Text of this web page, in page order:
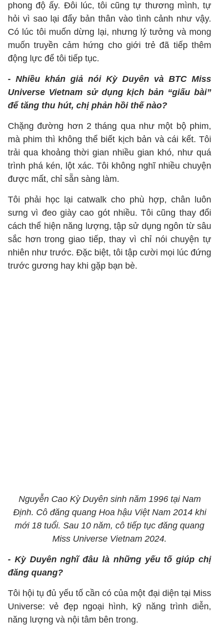
phong độ ấy. Đôi lúc, tôi cũng tự thương mình, tự
hỏi vì sao lại đẩy bản thân vào tình cảnh như vậy.
Có lúc tôi muốn dừng lại, nhưng lý tưởng và mong
muốn truyền cảm hứng cho giới trẻ đã tiếp thêm
động lực để tôi tiếp tục.
- Nhiều khán giả nói Kỳ Duyên và BTC Miss
Universe Vietnam sử dụng kịch bản “giấu bài”
để tăng thu hút, chị phản hồi thế nào?
Chặng đường hơn 2 tháng qua như một bộ phim,
mà phim thì không thể biết kịch bản và cái kết. Tôi
trải qua khoảng thời gian nhiều gian khó, như quá
trình phá kén, lột xác. Tôi không nghĩ nhiều chuyện
được mất, chỉ sẵn sàng làm.
Tôi phải học lại catwalk cho phù hợp, chân luôn
sưng vì đeo giày cao gót nhiều. Tôi cũng thay đổi
cách thể hiện năng lượng, tập sử dụng ngôn từ sâu
sắc hơn trong giao tiếp, thay vì chỉ nói chuyện tự
nhiên như trước. Đặc biệt, tôi tập cười mọi lúc đứng
trước gương hay khi gặp bạn bè.
Nguyễn Cao Kỳ Duyên sinh năm 1996 tại Nam
Định. Cô đăng quang Hoa hậu Việt Nam 2014 khi
mới 18 tuổi. Sau 10 năm, cô tiếp tục đăng quang
Miss Universe Vietnam 2024.
- Kỳ Duyên nghĩ đâu là những yếu tố giúp chị
đăng quang?
Tôi hội tụ đủ yếu tố cần có của một đại diện tại Miss
Universe: vẻ đẹp ngoại hình, kỹ năng trình diễn,
năng lượng và nội tâm bên trong.